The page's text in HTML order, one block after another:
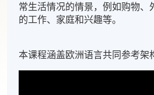
常生活情况的情景，例如购物、
的工作、家庭和兴趣等。
本课程涵盖欧洲语言共同参考架